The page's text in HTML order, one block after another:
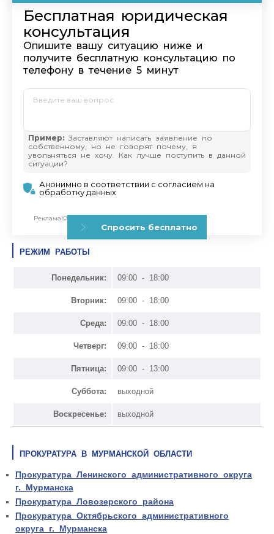
РЕЖИМ РАБОТЫ
Понедельник: 09:00 - 18:00
Вторник: 09:00 - 18:00
Среда: 09:00 - 18:00
Четверг: 09:00 - 18:00
Пятница: 09:00 - 13:00
Суббота: выходной
Воскресенье: выходной
ПРОКУРАТУРА В МУРМАНСКОЙ ОБЛАСТИ
Прокуратура Ленинского административного округа
г. Мурманска
Прокуратура Ловозерского района
Прокуратура Октябрьского административного
округа г. Мурманска